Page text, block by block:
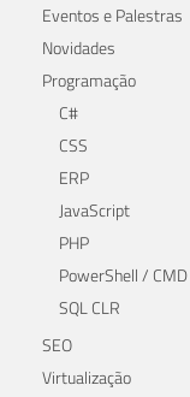
Eventos e Palestras
Novidades
Programação
C#
CSS
ERP
JavaScript
PHP
PowerShell / CMD
SQL CLR
SEO
Virtualização